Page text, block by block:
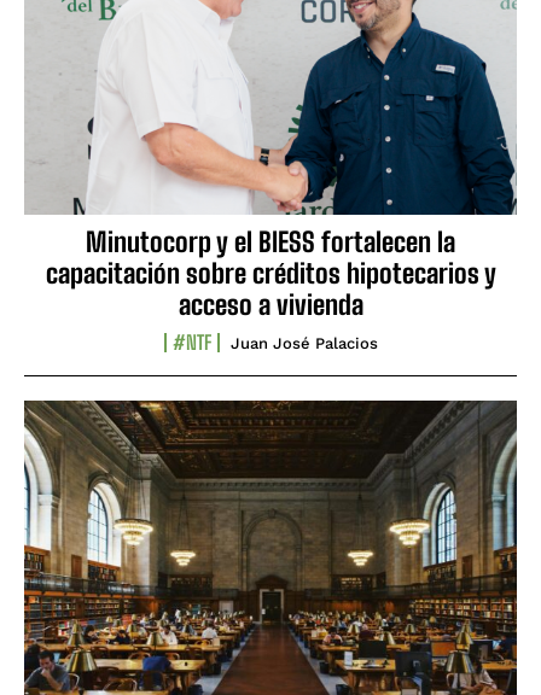
Minutocorp y el BIESS fortalecen la
capacitación sobre créditos hipotecarios y
acceso a vivienda
#NTF Juan José Palacios